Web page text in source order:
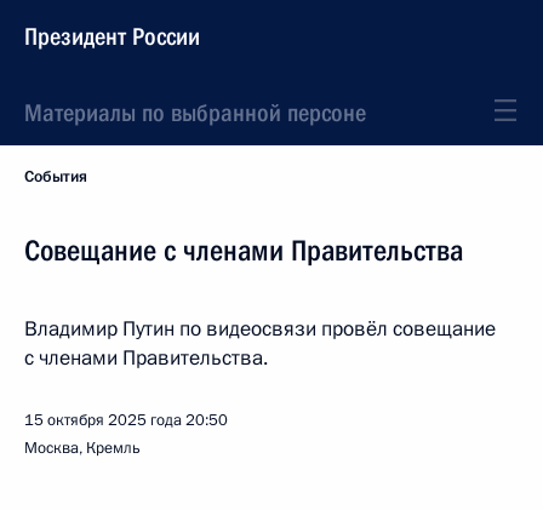
Президент России
Материалы по выбранной персоне
События
Совещание с членами Правительства
Владимир Путин по видеосвязи провёл совещание
с членами Правительства.
15 октября 2025 года20:50
Москва, Кремль